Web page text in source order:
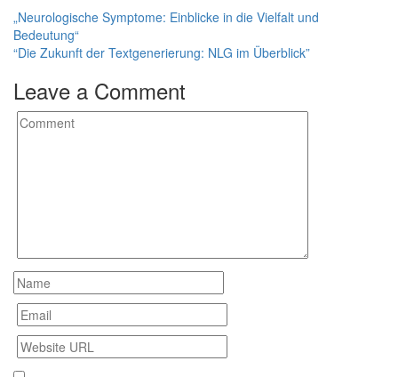
Post
navigation
„Neurologische Symptome: Einblicke in die Vielfalt und
Bedeutung“
“Die Zukunft der Textgenerierung: NLG im Überblick”
Leave a Comment